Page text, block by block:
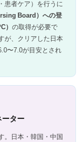
患者ケア）を行うに
Board）への登
） の取得が必要で
が、クリアした日本
〜7.0が目安とされ
ーター
。日本・韓国・中国